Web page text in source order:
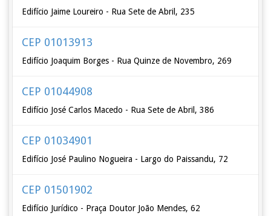
Edifício Jaime Loureiro - Rua Sete de Abril, 235
CEP 01013913
Edifício Joaquim Borges - Rua Quinze de Novembro, 269
CEP 01044908
Edifício José Carlos Macedo - Rua Sete de Abril, 386
CEP 01034901
Edifício José Paulino Nogueira - Largo do Paissandu, 72
CEP 01501902
Edifício Jurídico - Praça Doutor João Mendes, 62